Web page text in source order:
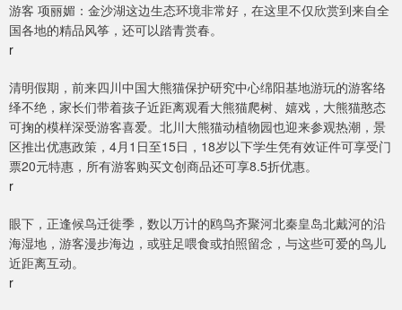
游客 项丽媚：金沙湖这边生态环境非常好，在这里不仅欣赏到来自全
国各地的精品风筝，还可以踏青赏春。
r
清明假期，前来四川中国大熊猫保护研究中心绵阳基地游玩的游客络
绎不绝，家长们带着孩子近距离观看大熊猫爬树、嬉戏，大熊猫憨态
可掬的模样深受游客喜爱。北川大熊猫动植物园也迎来参观热潮，景
区推出优惠政策，4月1日至15日，18岁以下学生凭有效证件可享受门
票20元特惠，所有游客购买文创商品还可享8.5折优惠。
r
眼下，正逢候鸟迁徙季，数以万计的鸥鸟齐聚河北秦皇岛北戴河的沿
海湿地，游客漫步海边，或驻足喂食或拍照留念，与这些可爱的鸟儿
近距离互动。
r